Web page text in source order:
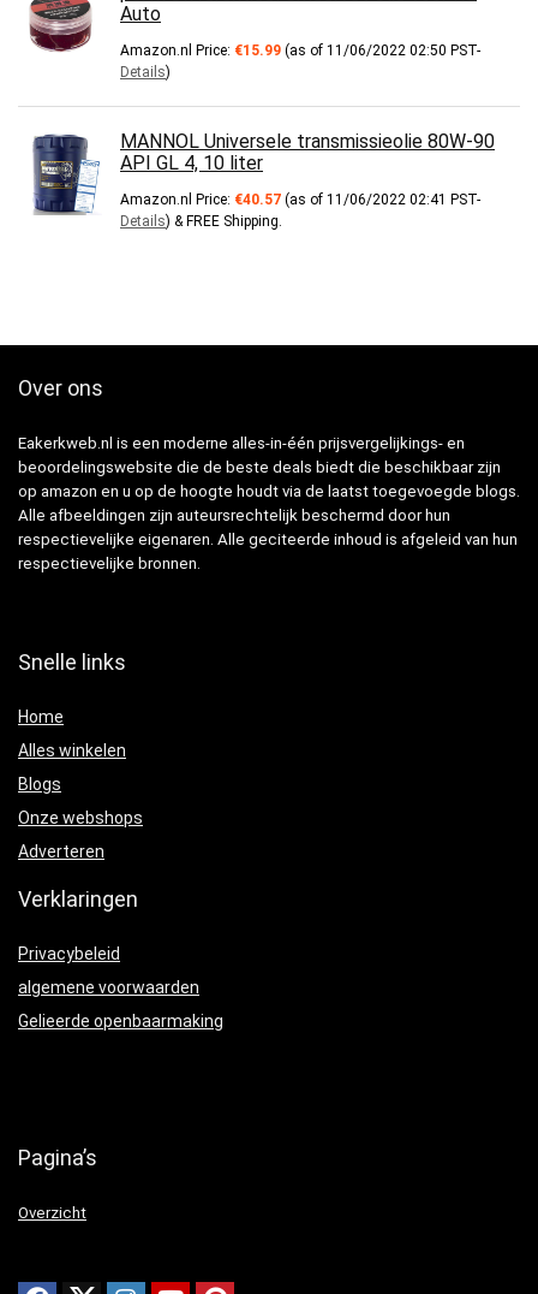
Auto
Amazon.nl Price: €15.99 (as of 11/06/2022 02:50 PST-
Details)
MANNOL Universele transmissieolie 80W-90
API GL 4, 10 liter
Amazon.nl Price: €40.57 (as of 11/06/2022 02:41 PST-
Details) & FREE Shipping.
Over ons
Eakerkweb.nl is een moderne alles-in-één prijsvergelijkings- en
beoordelingswebsite die de beste deals biedt die beschikbaar zijn
op amazon en u op de hoogte houdt via de laatst toegevoegde blogs.
Alle afbeeldingen zijn auteursrechtelijk beschermd door hun
respectievelijke eigenaren. Alle geciteerde inhoud is afgeleid van hun
respectievelijke bronnen.
Snelle links
Home
Alles winkelen
Blogs
Onze webshops
Adverteren
Verklaringen
Privacybeleid
algemene voorwaarden
Gelieerde openbaarmaking
Pagina’s
Overzicht